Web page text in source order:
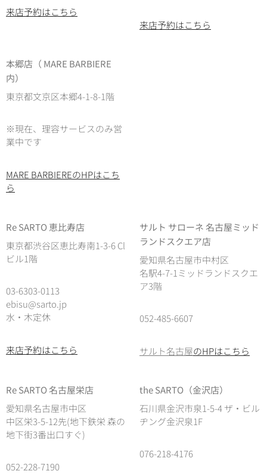
来店予約はこちら
来店予約はこちら
本郷店（ MARE BARBIERE
内）
東京都文京区本郷4-1-8-1階
※現在、理容サービスのみ営
業中です
MARE BARBIEREのHPはこち
ら
Re SARTO 恵比寿店
東京都渋谷区恵比寿南1-3-6 Cl
ビル1階
03-6303-0113
ebisu@sarto.jp
水・木定休
来店予約はこちら
サルト サローネ 名古屋ミッド
ランドスクエア店
愛知県名古屋市中村区
名駅4-7-1ミッドランドスクエ
ア3階
052-485-6607
サルト名古屋のHPはこちら
Re SARTO 名古屋栄店
愛知県名古屋市中区
中区栄3-5-12先(地下鉄栄 森の
地下街3番出口すぐ)
052-228-7190
the SARTO（金沢店）
石川県金沢市泉1-5-4 ザ・ビル
ヂング金沢泉1F
076-218-4176